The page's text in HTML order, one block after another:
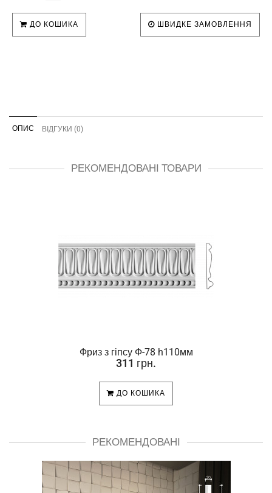
ДО КОШИКА ШВИДКЕ ЗАМОВЛЕННЯ
ОПИС ВІДГУКИ (0)
РЕКОМЕНДОВАНІ ТОВАРИ
Фриз з гіпсу Ф-78 h110мм
311 грн.
ДО КОШИКА
РЕКОМЕНДОВАНІ